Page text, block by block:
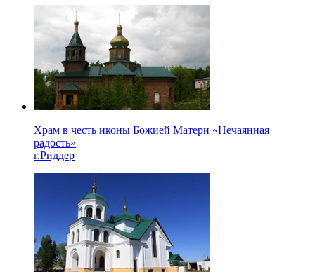
Храм в честь иконы Божией Матери «Нечаянная
радость»
г.Риддер